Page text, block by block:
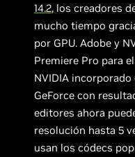
14.2, los creadores
mucho tiempo
por GPU. Adobe y
Premiere Pro para
NVIDIA incorporado
GeForce con
editores ahora
resolución hasta 5
usan los códecs